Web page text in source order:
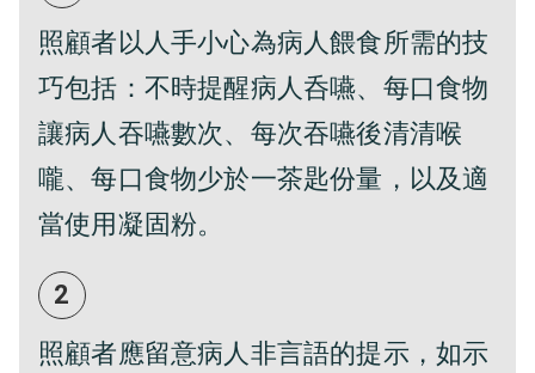
照顧者以人手小心為病人餵食所需的技
巧包括：不時提醒病人呑嚥、每口食物
讓病人吞嚥數次、每次吞嚥後清清喉
嚨、每口食物少於一茶匙份量，以及適
當使用凝固粉。
2
照顧者應留意病人非言語的提示，如示